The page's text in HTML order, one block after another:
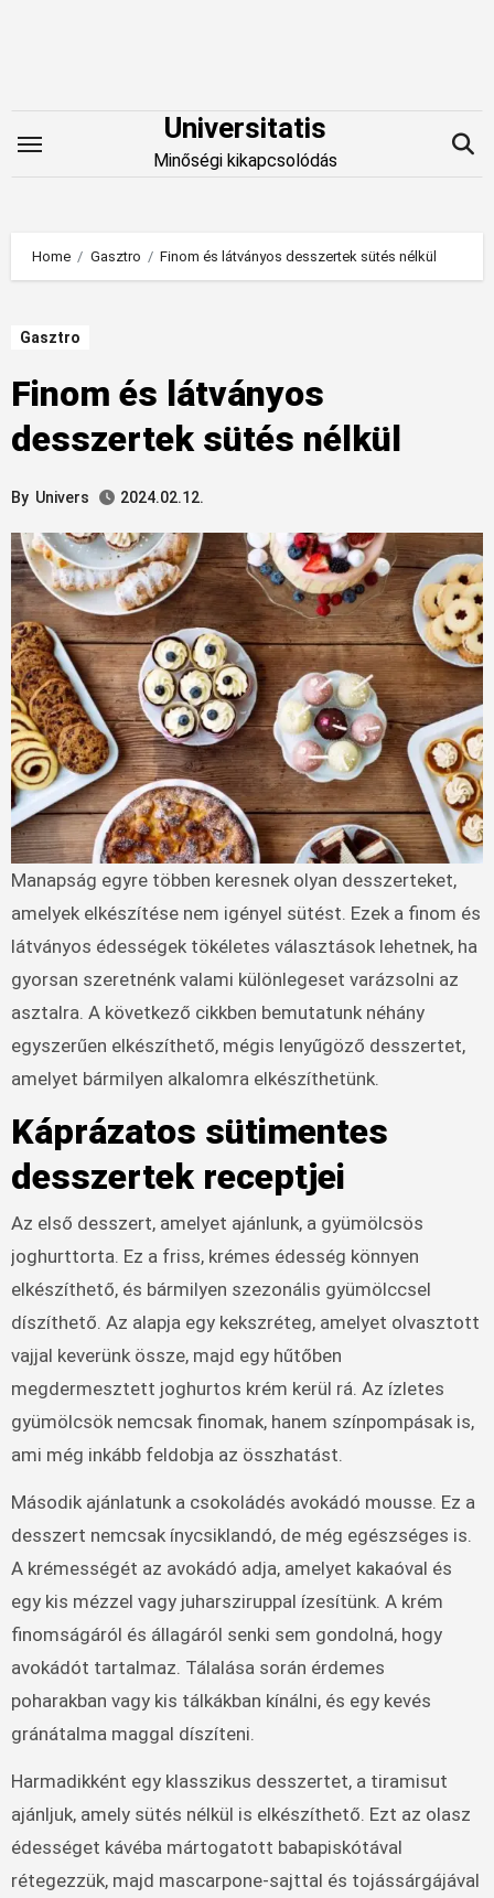
Universitatis
Minőségi kikapcsolódás
Home Gasztro Finom és látványos desszertek sütés nélkül
Gasztro
Finom és látványos
desszertek sütés nélkül
By Univers 2024.02.12.
Manapság egyre többen keresnek olyan desszerteket,
amelyek elkészítése nem igényel sütést. Ezek a finom és
látványos édességek tökéletes választások lehetnek, ha
gyorsan szeretnénk valami különlegeset varázsolni az
asztalra. A következő cikkben bemutatunk néhány
egyszerűen elkészíthető, mégis lenyűgöző desszertet,
amelyet bármilyen alkalomra elkészíthetünk.
Káprázatos sütimentes
desszertek receptjei
Az első desszert, amelyet ajánlunk, a gyümölcsös
joghurttorta. Ez a friss, krémes édesség könnyen
elkészíthető, és bármilyen szezonális gyümölccsel
díszíthető. Az alapja egy kekszréteg, amelyet olvasztott
vajjal keverünk össze, majd egy hűtőben
megdermesztett joghurtos krém kerül rá. Az ízletes
gyümölcsök nemcsak finomak, hanem színpompásak is,
ami még inkább feldobja az összhatást.
Második ajánlatunk a csokoládés avokádó mousse. Ez a
desszert nemcsak ínycsiklandó, de még egészséges is.
A krémességét az avokádó adja, amelyet kakaóval és
egy kis mézzel vagy juharsziruppal ízesítünk. A krém
finomságáról és állagáról senki sem gondolná, hogy
avokádót tartalmaz. Tálalása során érdemes
poharakban vagy kis tálkákban kínálni, és egy kevés
gránátalma maggal díszíteni.
Harmadikként egy klasszikus desszertet, a tiramisut
ajánljuk, amely sütés nélkül is elkészíthető. Ezt az olasz
édességet kávéba mártogatott babapiskótával
rétegezzük, majd mascarpone-sajttal és tojássárgájával